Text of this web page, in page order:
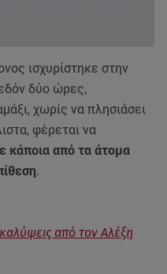
ισχυρίστηκε στην
δύο ώρες,
χωρίς να πλησιάσει
φέρεται να
κάποια από τα άτομα
.
από τον Αλέξη